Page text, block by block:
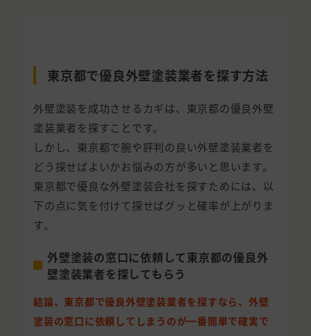
東京都で優良外壁塗装業者を探す方法
外壁塗装を成功させるカギは、東京都の優良外壁
塗装業者を探すことです。
しかし、東京都で腕や評判の良い外壁塗装業者を
どう探せばよいかお悩みの方が多いと思います。
東京都で優良な外壁塗装会社を探すためには、以
下の点に気を付けて探せばグッと確率が上がりま
す。
外壁塗装の窓口に依頼して東京都の優良外
壁塗装業者を探してもらう
結論、東京都で優良外壁塗装業者を探すなら、外壁
塗装の窓口に依頼してしまうのが一番簡単で確実で